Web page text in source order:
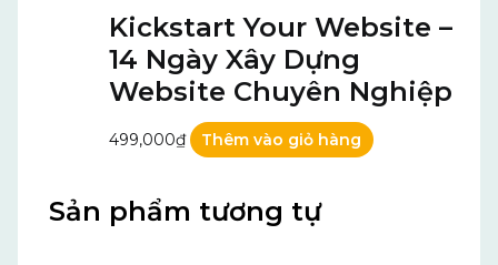
Kickstart Your Website –
14 Ngày Xây Dựng
Website Chuyên Nghiệp
499,000₫ Thêm vào giỏ hàng
Sản phẩm tương tự